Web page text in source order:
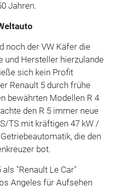
Jahren.
noch der VW Käfer die
Hersteller hierzulande
sich kein Profit
Renault 5 durch frühe
bewährten Modellen R 4
den R 5 immer neue
TS mit kräftigen 47 kW /
die den
bot.
"Renault Le Car"
Angeles für Aufsehen